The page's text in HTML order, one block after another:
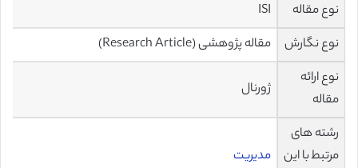
نوع مقاله
ISI
نوع نگارش
مقاله پژوهشی (Research Article)
نوع ارائه
مقاله
ژورنال
رشته های
مرتبط با این
مدیریت